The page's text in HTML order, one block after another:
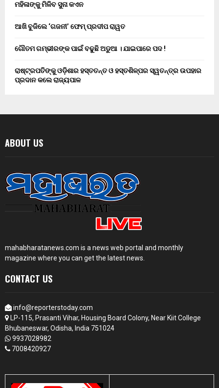
ମହିଳାଙ୍କୁ ମିଳିବ ସୁନା କଏନ
ଆଖି ବୁଜିଲେ ‘ଗଜନୀ’ ଫେମ୍ ପ୍ରଦୀପ ରାୱତ
ଗୌତମ ଗମ୍ଭୀରଙ୍କ ପାଇଁ ବଢୁଛି ଅଡୁଆ । ଯାଇପାରେ ପଦ !
ରାଷ୍ଟ୍ରପତିଙ୍କୁ ଓଡ଼ିଶାର ହସ୍ତତନ୍ତ ଓ ହସ୍ତଶିଳ୍ପର ସ୍ୱତନ୍ତ୍ର ଉପହାର
ପ୍ରଦାନ କଲେ ରାଜ୍ୟପାଳ
ABOUT US
mahabharatanews.com is a news web portal and monthly
magazine where you can get the latest news.
CONTACT US
info@reporterstoday.com
LP-115, Prasanti Vihar, Housing Board Colony, Near Kiit College
Bhubaneswar, Odisha, India 751024
9937028982
7008420927